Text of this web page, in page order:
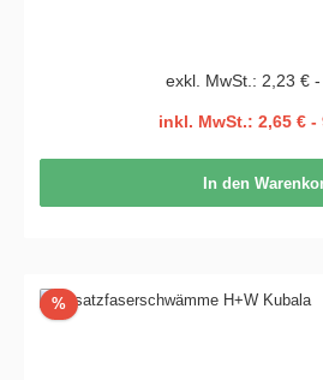
exkl. MwSt.: 2,23 €
inkl. MwSt.: 2,65 € -
In den
%Rabatt